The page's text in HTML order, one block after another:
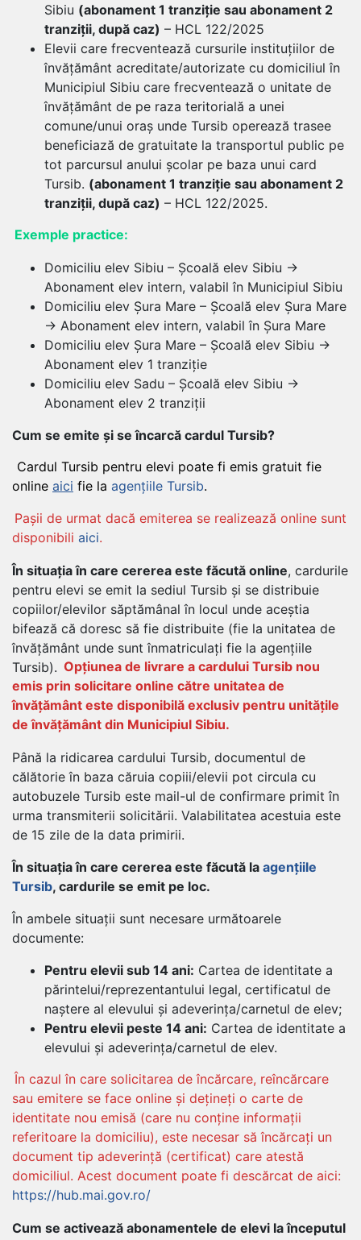
Sibiu (abonament 1 tranziție sau abonament 2
tranziții, după caz) – HCL 122/2025
Elevii care frecventează cursurile instituțiilor de
învățământ acreditate/autorizate cu domiciliul în
Municipiul Sibiu care frecventează o unitate de
învățământ de pe raza teritorială a unei
comune/unui oraș unde Tursib operează trasee
beneficiază de gratuitate la transportul public pe
tot parcursul anului școlar pe baza unui card
Tursib. (abonament 1 tranziție sau abonament 2
tranziții, după caz) – HCL 122/2025.
Exemple practice:
Domiciliu elev Sibiu – Școală elev Sibiu →
Abonament elev intern, valabil în Municipiul Sibiu
Domiciliu elev Șura Mare – Școală elev Șura Mare
→ Abonament elev intern, valabil în Șura Mare
Domiciliu elev Șura Mare – Școală elev Sibiu →
Abonament elev 1 tranziție
Domiciliu elev Sadu – Școală elev Sibiu →
Abonament elev 2 tranziții
Cum se emite și se încarcă cardul Tursib?
Cardul Tursib pentru elevi poate fi emis gratuit fie
online aici fie la agențiile Tursib.
Pașii de urmat dacă emiterea se realizează online sunt
disponibili aici.
În situația în care cererea este făcută online, cardurile
pentru elevi se emit la sediul Tursib și se distribuie
copiilor/elevilor săptămânal în locul unde aceștia
bifează că doresc să fie distribuite (fie la unitatea de
învățământ unde sunt înmatriculați fie la agențiile
Tursib). Opțiunea de livrare a cardului Tursib nou
emis prin solicitare online către unitatea de
învățământ este disponibilă exclusiv pentru unitățile
de învățământ din Municipiul Sibiu.
Până la ridicarea cardului Tursib, documentul de
călătorie în baza căruia copiii/elevii pot circula cu
autobuzele Tursib este mail-ul de confirmare primit în
urma transmiterii solicitării. Valabilitatea acestuia este
de 15 zile de la data primirii.
În situația în care cererea este făcută la agențiile
Tursib, cardurile se emit pe loc.
În ambele situații sunt necesare următoarele
documente:
Pentru elevii sub 14 ani: Cartea de identitate a
părintelui/reprezentantului legal, certificatul de
naștere al elevului și adeverința/carnetul de elev;
Pentru elevii peste 14 ani: Cartea de identitate a
elevului și adeverința/carnetul de elev.
În cazul în care solicitarea de încărcare, reîncărcare
sau emitere se face online și dețineți o carte de
identitate nou emisă (care nu conține informații
referitoare la domiciliu), este necesar să încărcați un
document tip adeverință (certificat) care atestă
domiciliul. Acest document poate fi descărcat de aici:
https://hub.mai.gov.ro/
Cum se activează abonamentele de elevi la începutul